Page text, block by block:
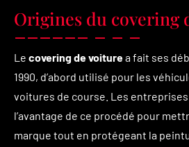
Origines du covering
Le covering de voiturea fait ses
1990, d’abord utilisé pour les
voitures de course. Les
l’avantage de ce procédé pour
marque tout en protégeant la